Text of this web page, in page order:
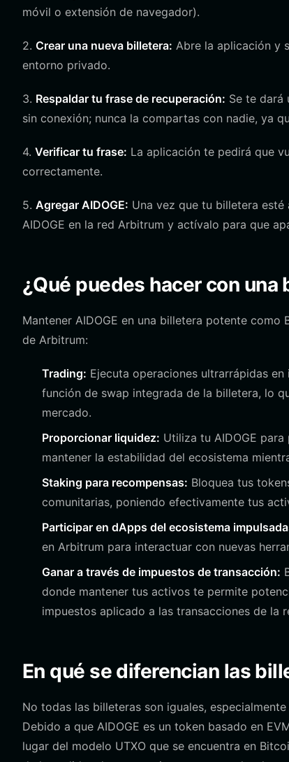
móvil o extensión de navegador).
2. Crear una nueva billetera: Abre la aplicación y
entorno privado.
3. Respaldar tu frase de recuperación: Se te dará
sin conexión; nunca la compartas con nadie, ya
4. Verificar tu frase: La aplicación te pedirá que
correctamente.
5. Agregar AIDOGE: Una vez que tu billetera
AIDOGE en la red Arbitrum y actívalo para que
¿Qué puedes hacer con una
Mantener AIDOGE en una billetera potente
de Arbitrum:
Trading: Ejecuta operaciones ultrarrápidas
función de swap integrada de la billetera, lo
mercado.
Proporcionar liquidez: Utiliza tu AIDOGE
mantener la estabilidad del ecosistema
Staking para recompensas: Bloquea tus
comunitarias, poniendo efectivamente tus
Participar en dApps del ecosistema
en Arbitrum para interactuar con nuevas
Ganar a través de impuestos de transacción:
donde mantener tus activos te permite
impuestos aplicado a las transacciones de la
En qué se diferencian las
No todas las billeteras son iguales,
Debido a que AIDOGE es un token basado en
lugar del modelo UTXO que se encuentra en